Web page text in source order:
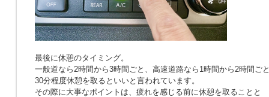
最後に休憩のタイミング。
一般道なら2時間から3時間ごと、高速道路なら1時間から2時間ご
30分程度休憩を取るといいと言われています。
その際に大事なポイントは、疲れを感じる前に休憩を取ることと